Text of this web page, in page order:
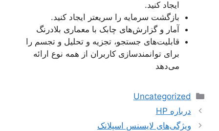
ایجاد کنید.
بازگشت سرمایه را سریعتر ایجاد کنید.
آمار و گزارش‌های چابک با معماری بلادرنگ
قابلیت‌های جستجو، تجزیه و تحلیل و تجسم را
برای توانمندسازی کاربران از همه نوع ارائه
می‌دهد
دسته‌ها
Uncategorized
ناوبری
نوشته‌ها
درباره HP
ویژگی‌های لایسنس اسپلانک